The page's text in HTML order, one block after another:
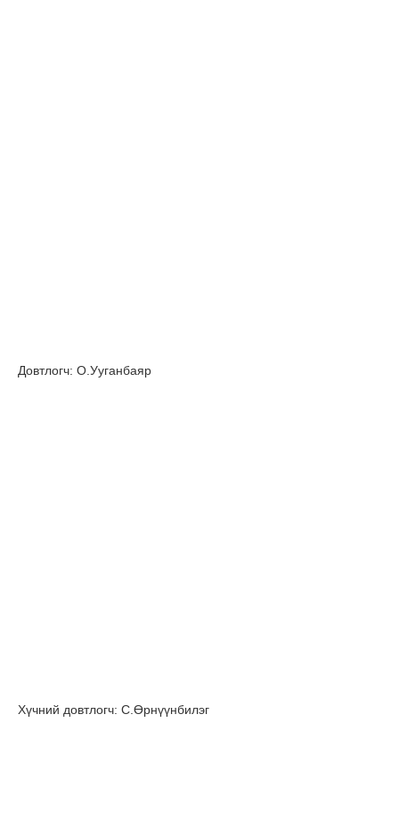
Довтлогч: О.Ууганбаяр
Хүчний довтлогч: С.Өрнүүнбилэг